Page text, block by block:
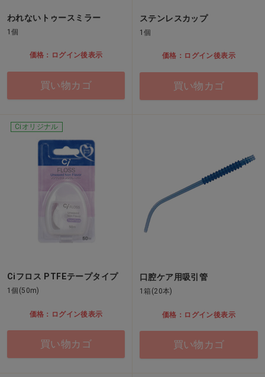
われないトゥースミラー
1個
価格：ログイン後表示
買い物カゴ
ステンレスカップ
1個
価格：ログイン後表示
買い物カゴ
Ciオリジナル
Ciフロス PTFEテープタイプ
1個(50m)
価格：ログイン後表示
買い物カゴ
口腔ケア用吸引管
1箱(20本)
価格：ログイン後表示
買い物カゴ